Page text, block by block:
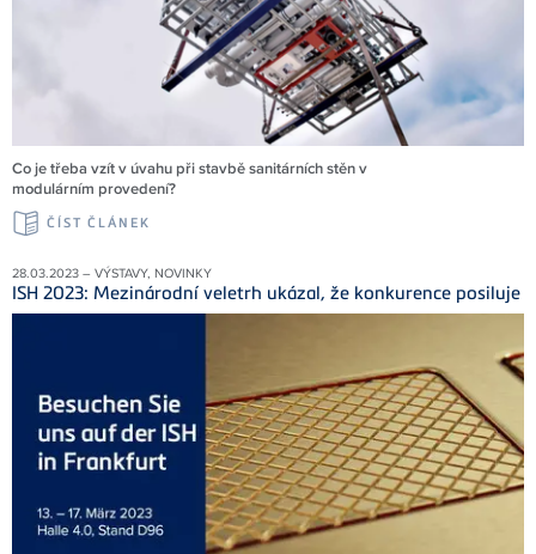
Co je třeba vzít v úvahu při stavbě sanitárních stěn v
modulárním provedení?
ČÍST ČLÁNEK
28.03.2023 – VÝSTAVY, NOVINKY
ISH 2023: Mezinárodní veletrh ukázal, že konkurence posiluje